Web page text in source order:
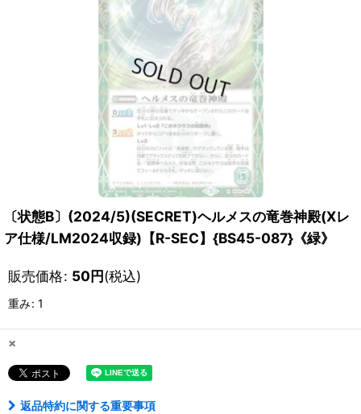
〔状態B〕(2024/5)(SECRET)ヘルメスの竜巻神殿(Xレ
ア仕様/LM2024収録)【R-SEC】{BS45-087}《緑》
販売価格: 50円(税込)
重み: 1
×
返品特約に関する重要事項